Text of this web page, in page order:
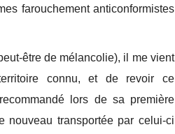
farouchement anticonformistes
être de mélancolie), il me vient
connu, et de revoir ce
lors de sa première
transportée par celui-ci